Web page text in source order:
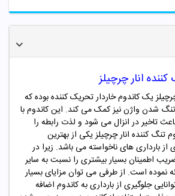
انار چرچیلز
یک کاندوم خاردار تحریک کننده بوده که
تنگ شدن واژن نیز کمک می کند. این کاندوم با
تاخیر در انزال می شود و لذت رابطه را
کننده انار چرچیلز یکی از بهترین
بارداری های ناخواسته می باشد. زیرا در
اطمینان بسیار بیشتری را نسبت به سایر
نموده است. از طرفی می توان مزایای بسیار
جلوگیری از بارداری به کاندوم اضافه